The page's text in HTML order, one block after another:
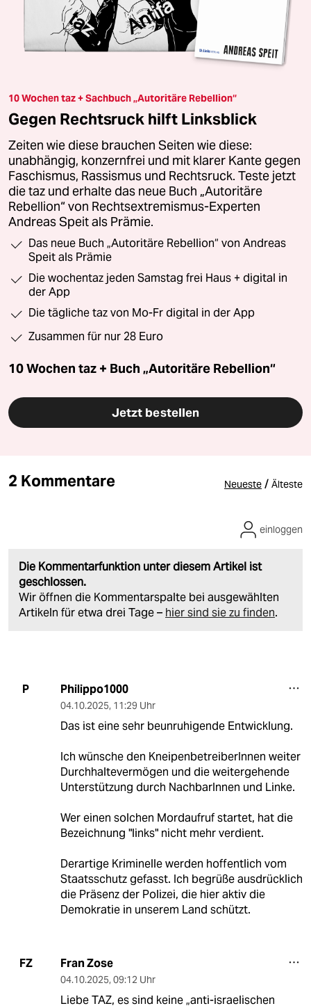
10 Wochen taz + Sachbuch „Autoritäre Rebellion“
Gegen Rechtsruck hilft Linksblick
Zeiten wie diese brauchen Seiten wie diese:
unabhängig, konzernfrei und mit klarer Kante gegen
Faschismus, Rassismus und Rechtsruck. Teste jetzt
die taz und erhalte das neue Buch „Autoritäre
Rebellion“ von Rechtsextremismus-Experten
Andreas Speit als Prämie.
Das neue Buch „Autoritäre Rebellion“ von Andreas
Speit als Prämie
Die wochentaz jeden Samstag frei Haus + digital in
der App
Die tägliche taz von Mo-Fr digital in der App
Zusammen für nur 28 Euro
10 Wochen taz + Buch „Autoritäre Rebellion“
Jetzt bestellen
2 Kommentare Neueste / Älteste
Die Kommentarfunktion unter diesem Artikel ist
geschlossen.
Wir öffnen die Kommentarspalte bei ausgewählten
Artikeln für etwa drei Tage – hier sind sie zu finden.
einloggen
P Philippo1000
04.10.2025, 11:29 Uhr
Das ist eine sehr beunruhigende Entwicklung.
Ich wünsche den KneipenbetreiberInnen weiter
Durchhaltevermögen und die weitergehende
Unterstützung durch NachbarInnen und Linke.
Wer einen solchen Mordaufruf startet, hat die
Bezeichnung "links" nicht mehr verdient.
Derartige Kriminelle werden hoffentlich vom
Staatsschutz gefasst. Ich begrüße ausdrücklich
die Präsenz der Polizei, die hier aktiv die
Demokratie in unserem Land schützt.
FZ Fran Zose
04.10.2025, 09:12 Uhr
Liebe TAZ, es sind keine „anti-israelischen